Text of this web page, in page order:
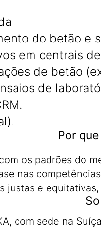
do betão e
em centrais
de betão
de
Por
os padrões do
nas
justas e
com sede na